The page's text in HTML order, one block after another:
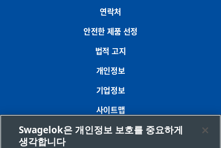
연락처
안전한 제품 선정
법적 고지
개인정보
기업정보
사이트맵
쿠키 기본 설정
Swagelok은 개인정보 보호를 중요하게
생각합니다